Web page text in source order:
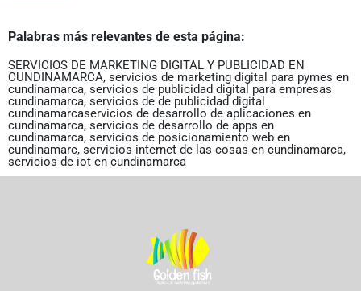
Palabras más relevantes de esta página:
SERVICIOS DE MARKETING DIGITAL Y PUBLICIDAD EN
CUNDINAMARCA, servicios de marketing digital para pymes en
cundinamarca, servicios de publicidad digital para empresas
cundinamarca, servicios de de publicidad digital
cundinamarcaservicios de desarrollo de aplicaciones en
cundinamarca, servicios de desarrollo de apps en
cundinamarca, servicios de posicionamiento web en
cundinamarc, servicios internet de las cosas en cundinamarca,
servicios de iot en cundinamarca